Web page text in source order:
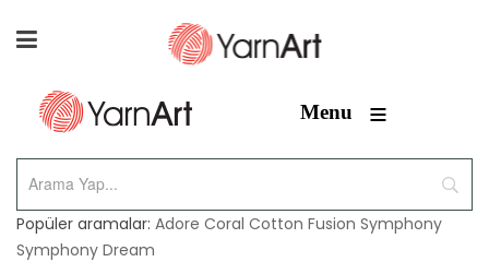
Menu ≡
Popüler aramalar: Adore Coral Cotton Fusion Symphony
Symphony Dream